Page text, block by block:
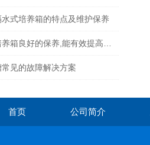
式培养箱的特点及维护保养
见的故障解决方案
首页 公司简介